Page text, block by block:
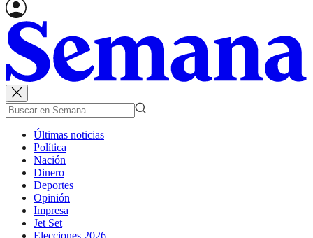
Últimas noticias
Política
Nación
Dinero
Deportes
Opinión
Impresa
Jet Set
Elecciones 2026